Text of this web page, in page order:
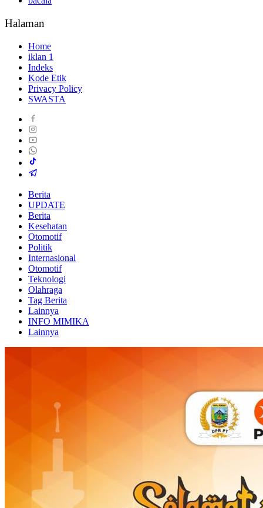
Halaman
Home
iklan 1
Indeks
Kode Etik
Privacy Policy
SWASTA
Berita
UPDATE
Berita
Kesehatan
Otomotif
Politik
Internasional
Otomotif
Teknologi
Olahraga
Tag Berita
Lainnya
INFO MIMIKA
Lainnya